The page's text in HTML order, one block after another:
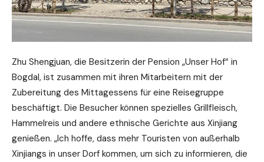
Zhu Shengjuan, die Besitzerin der Pension „Unser Hof“ in
Bogdal, ist zusammen mit ihren Mitarbeitern mit der
Zubereitung des Mittagessens für eine Reisegruppe
beschäftigt. Die Besucher können spezielles Grillfleisch,
Hammelreis und andere ethnische Gerichte aus Xinjiang
genießen. „Ich hoffe, dass mehr Touristen von außerhalb
Xinjiangs in unser Dorf kommen, um sich zu informieren, die